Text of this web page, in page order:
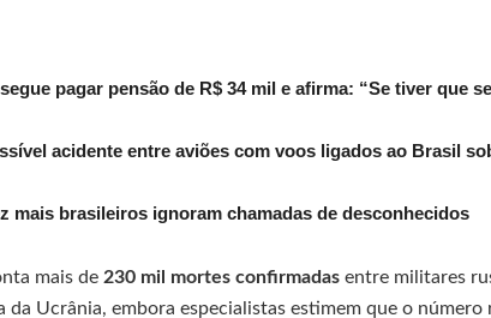
pagar pensão de R$ 34 mil e afirma: “Se tiver que
acidente entre aviões com voos ligados ao Brasil
mais brasileiros ignoram chamadas de desconhecidos
mais de 230 mil mortes confirmadas entre militares
da Ucrânia, embora especialistas estimem que o número